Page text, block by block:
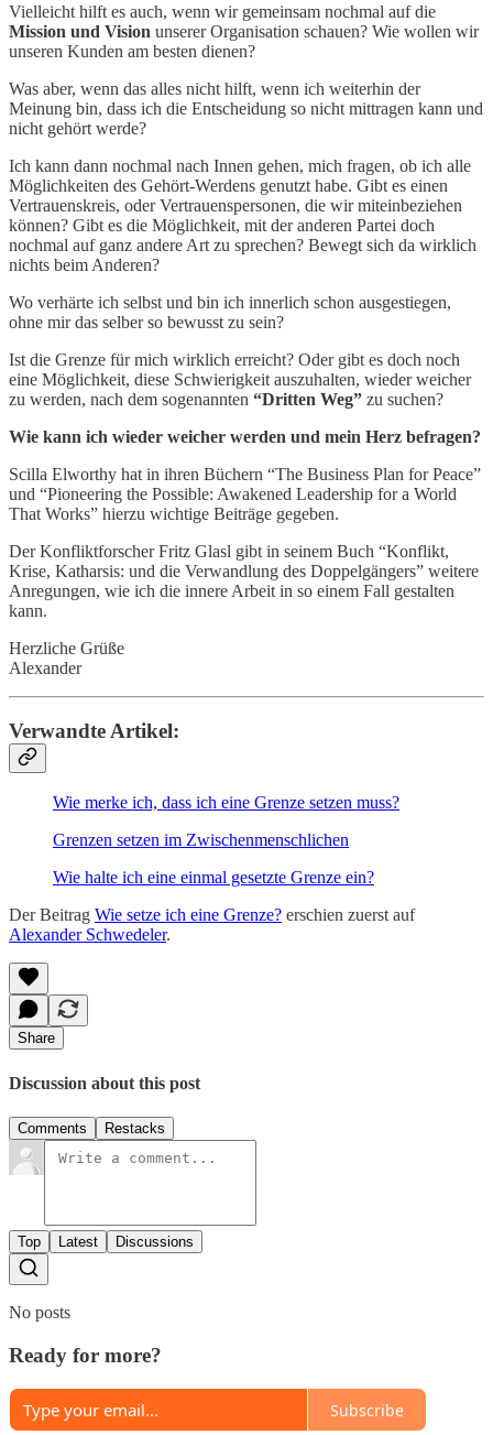
Vielleicht hilft es auch, wenn wir gemeinsam nochmal auf die
Mission und Vision unserer Organisation schauen? Wie wollen wir
unseren Kunden am besten dienen?
Was aber, wenn das alles nicht hilft, wenn ich weiterhin der
Meinung bin, dass ich die Entscheidung so nicht mittragen kann und
nicht gehört werde?
Ich kann dann nochmal nach Innen gehen, mich fragen, ob ich alle
Möglichkeiten des Gehört-Werdens genutzt habe. Gibt es einen
Vertrauenskreis, oder Vertrauenspersonen, die wir miteinbeziehen
können? Gibt es die Möglichkeit, mit der anderen Partei doch
nochmal auf ganz andere Art zu sprechen? Bewegt sich da wirklich
nichts beim Anderen?
Wo verhärte ich selbst und bin ich innerlich schon ausgestiegen,
ohne mir das selber so bewusst zu sein?
Ist die Grenze für mich wirklich erreicht? Oder gibt es doch noch
eine Möglichkeit, diese Schwierigkeit auszuhalten, wieder weicher
zu werden, nach dem sogenannten “Dritten Weg” zu suchen?
Wie kann ich wieder weicher werden und mein Herz befragen?
Scilla Elworthy hat in ihren Büchern “The Business Plan for Peace”
und “Pioneering the Possible: Awakened Leadership for a World
That Works” hierzu wichtige Beiträge gegeben.
Der Konfliktforscher Fritz Glasl gibt in seinem Buch “Konflikt,
Krise, Katharsis: und die Verwandlung des Doppelgängers” weitere
Anregungen, wie ich die innere Arbeit in so einem Fall gestalten
kann.
Herzliche Grüße
Alexander
Verwandte Artikel:
Wie merke ich, dass ich eine Grenze setzen muss?
Grenzen setzen im Zwischenmenschlichen
Wie halte ich eine einmal gesetzte Grenze ein?
Der Beitrag Wie setze ich eine Grenze? erschien zuerst auf
Alexander Schwedeler.
Share
Discussion about this post
Comments Restacks
Top Latest Discussions
No posts
Ready for more?
Subscribe